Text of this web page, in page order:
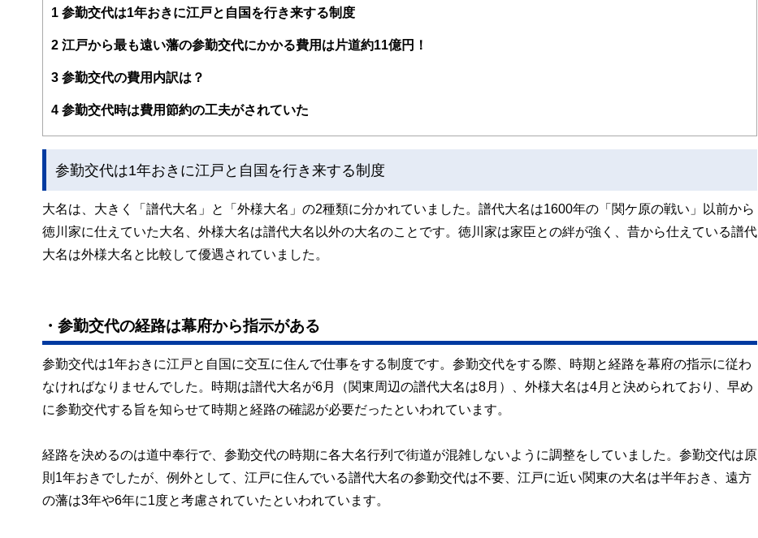
案から記事掲載まですべての工程に関わることで、読者目線のコンテンツを追求しています。
FinancialFieldの特徴は、ファイナンシャルプランナー、弁護士、税理士、宅地建物取引士、相続診断士、住宅ローンアドバイザー、DCプランナ
ー、公認会計士、社会保険労務士、行政書士、投資アナリスト、キャリアコンサルタントなど150名以上の有資格者を執筆者・監修者として迎
と、読み応えのあるコンテンツと確かな情報発信を実現しています。
私たちは、快適でより良い生活のアイデアを提供するお金のコンシェルジュを目指します。
1 参勤交代は1年おきに江戸と自国を行き来する制度
2 江戸から最も遠い藩の参勤交代にかかる費用は片道約11億円！
3 参勤交代の費用内訳は？
4 参勤交代時は費用節約の工夫がされていた
参勤交代は1年おきに江戸と自国を行き来する制度
大名は、大きく「譜代大名」と「外様大名」の2種類に分かれていました。譜代大名は1600年の「関ケ原の戦い」以前から
徳川家に仕えていた大名、外様大名は譜代大名以外の大名のことです。徳川家は家臣との絆が強く、昔から仕えている譜代
大名は外様大名と比較して優遇されていました。
・参勤交代の経路は幕府から指示がある
参勤交代は1年おきに江戸と自国に交互に住んで仕事をする制度です。参勤交代をする際、時期と経路を幕府の指示に従わ
なければなりませんでした。時期は譜代大名が6月（関東周辺の譜代大名は8月）、外様大名は4月と決められており、早め
に参勤交代する旨を知らせて時期と経路の確認が必要だったといわれています。
経路を決めるのは道中奉行で、参勤交代の時期に各大名行列で街道が混雑しないように調整をしていました。参勤交代は原
則1年おきでしたが、例外として、江戸に住んでいる譜代大名の参勤交代は不要、江戸に近い関東の大名は半年おき、遠方
の藩は3年や6年に1度と考慮されていたといわれています。